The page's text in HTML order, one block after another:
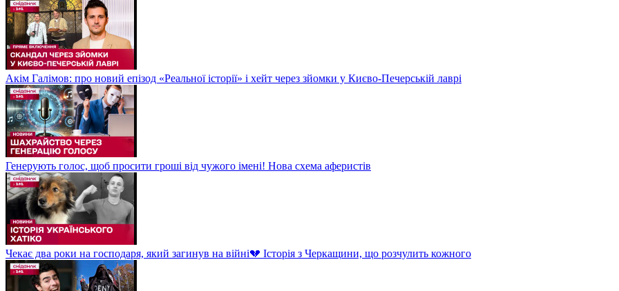
Акім Галімов: про новий епізод «Реальної історії» і хейт через зйомки у Києво-Печерській лаврі
Генерують голос, щоб просити гроші від чужого імені! Нова схема аферистів
Чекає два роки на господаря, який загинув на війні💔 Історія з Черкащини, що розчулить кожного